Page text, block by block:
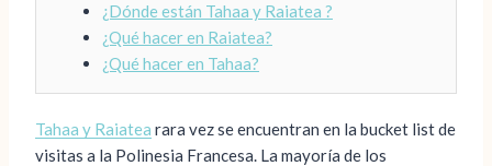
¿Dónde están Tahaa y Raiatea ?
¿Qué hacer en Raiatea?
¿Qué hacer en Tahaa?
Tahaa y Raiatea rara vez se encuentran en la bucket list de
visitas a la Polinesia Francesa. La mayoría de los